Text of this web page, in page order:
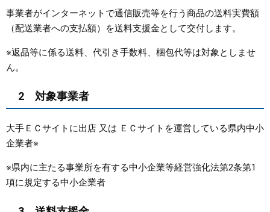
事業者がインターネットで通信販売等を行う商品の送料実費額
（配送業者への支払額）を送料支援金として交付します。
※返品等に係る送料、代引き手数料、梱包代等は対象としませ
ん。
2 対象事業者
大手ＥＣサイトに出店 又は ＥＣサイトを運営している県内中小
企業者※
※県内に主たる事業所を有する中小企業等経営強化法第2条第1
項に規定する中小企業者